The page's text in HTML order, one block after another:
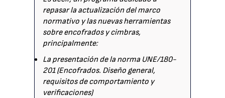
repasar la actualización del marco
normativo y las nuevas herramientas
sobre encofrados y cimbras,
principalmente:
La presentación de la norma UNE/180-
201 (Encofrados. Diseño general,
requisitos de comportamiento y
verificaciones)